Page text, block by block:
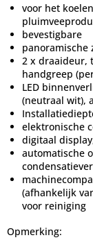
voor het
bevestigbare
panoramische
2 x draaideur,
handgreep
LED
(neutraal wit),
elektronische
digitaal
automatische
(afhankelijk
voor reiniging
Opmerking: